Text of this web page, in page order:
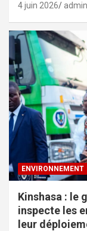
4 juin 2026 admin
ENVIRONNEMENT
Kinshasa : le
inspecte les
leur